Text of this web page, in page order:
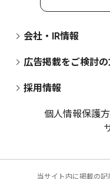
会社・IR情報
広告掲載をご検討
採用情報
個人情報保護
当サイト内に掲載の記